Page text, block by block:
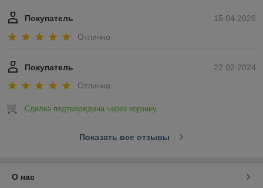
15.04.2026
Покупатель
Отлично
22.02.2024
Покупатель
Отлично
Сделка подтверждена через корзину
Показать все отзывы
О нас